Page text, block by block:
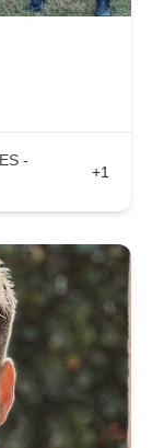
-
+1